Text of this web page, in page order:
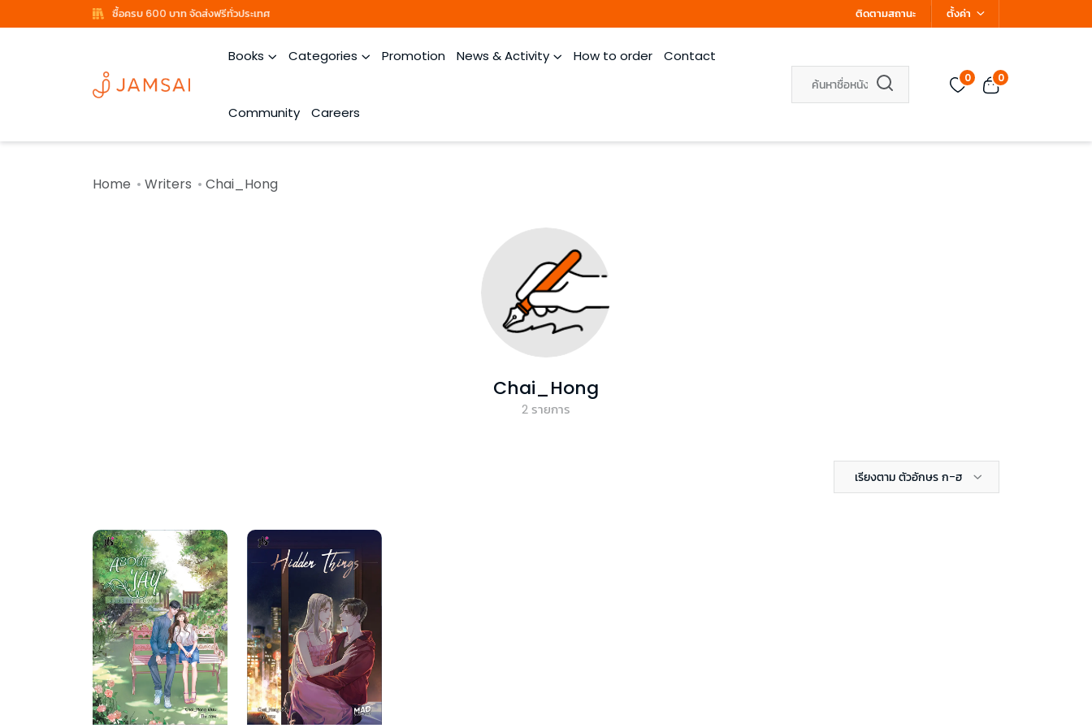
ซื้อครบ 600 บาท จัดส่งฟรีทั่วประเทศ ติดตามสถานะ ตั้งค่า
Books Categories Promotion News & Activity How to order Contact
Community Careers
0 0
Home Writers Chai_Hong
Chai_Hong
2รายการ
เรียงตาม ตัวอักษร ก-ฮ